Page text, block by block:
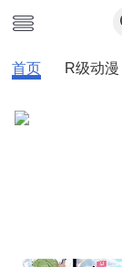
首页 R级动漫